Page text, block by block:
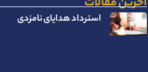
استرداد هدایای نامزدی